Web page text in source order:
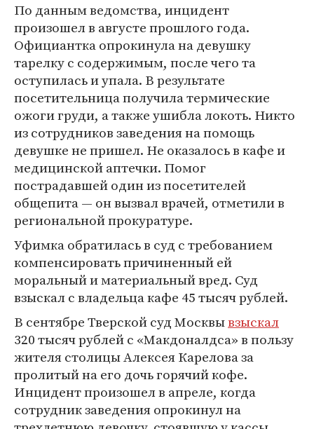
По данным ведомства, инцидент
произошел в августе прошлого года.
Официантка опрокинула на девушку
тарелку с содержимым, после чего та
оступилась и упала. В результате
посетительница получила термические
ожоги груди, а также ушибла локоть. Никто
из сотрудников заведения на помощь
девушке не пришел. Не оказалось в кафе и
медицинской аптечки. Помог
пострадавшей один из посетителей
общепита — он вызвал врачей, отметили в
региональной прокуратуре.
Уфимка обратилась в суд с требованием
компенсировать причиненный ей
моральный и материальный вред. Суд
взыскал с владельца кафе 45 тысяч рублей.
В сентябре Тверской суд Москвывзыскал
320 тысяч рублей с «Макдоналдса» в пользу
жителя столицы Алексея Карелова за
пролитый на его дочь горячий кофе.
Инцидент произошел в апреле, когда
сотрудник заведения опрокинул на